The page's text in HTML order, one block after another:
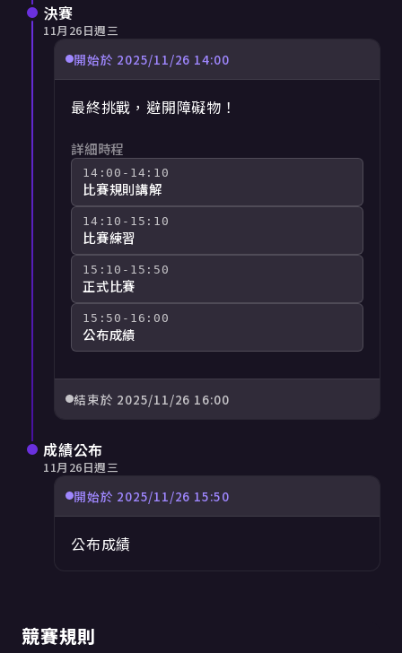
決賽
11月26日週三
開始於 2025/11/26 14:00
最終挑戰，避開障礙物！
詳細時程
14:00 -14:10
比賽規則講解
14:10 -15:10
比賽練習
15:10 -15:50
正式比賽
15:50 -16:00
公布成績
結束於 2025/11/26 16:00
成績公布
11月26日週三
開始於 2025/11/26 15:50
公布成績
競賽規則